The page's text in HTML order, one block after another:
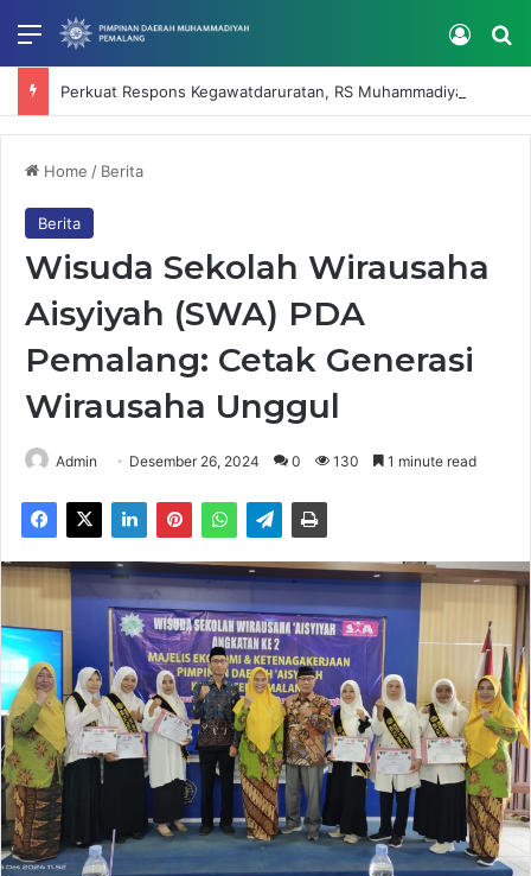
Menu Log In
Home / Berita
Berita
Wisuda Sekolah Wirausaha
Aisyiyah (SWA) PDA
Pemalang: Cetak Generasi
Wirausaha Unggul
Admin Desember 26, 2024 0 130 1 minute read